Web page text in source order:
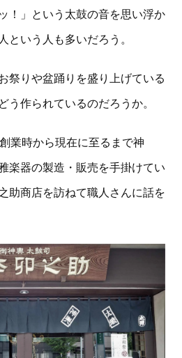
！」という太鼓の音を思い浮か
という人も多いだろう。
祭りや盆踊りを盛り上げている
う作られているのだろうか。
業時から現在に至るまで神
楽器の製造・販売を手掛けてい
助商店を訪ねて職人さんに話を